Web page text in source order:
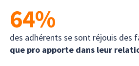
64%
des adhérents se sont réjouis des
que pro apporte dans leur